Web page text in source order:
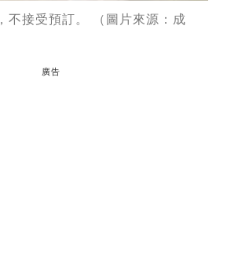
不接受預訂。 （圖片來源：成
廣告